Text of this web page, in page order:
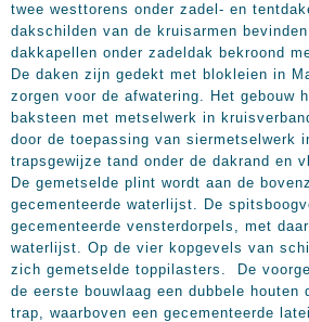
twee westtorens onder zadel- en
dakschilden van de kruisarmen
dakkapellen onder zadeldak bekroond
De daken zijn gedekt met blokleien in
zorgen voor de afwatering. Het gebouw
baksteen met metselwerk in
door de toepassing van siermetselwerk
trapsgewijze tand onder de dakrand en
De gemetselde plint wordt aan de
gecementeerde waterlijst. De
gecementeerde vensterdorpels, met
waterlijst. Op de vier kopgevels van
zich gemetselde toppilasters. De
de eerste bouwlaag een dubbele houten
trap, waarboven een gecementeerde